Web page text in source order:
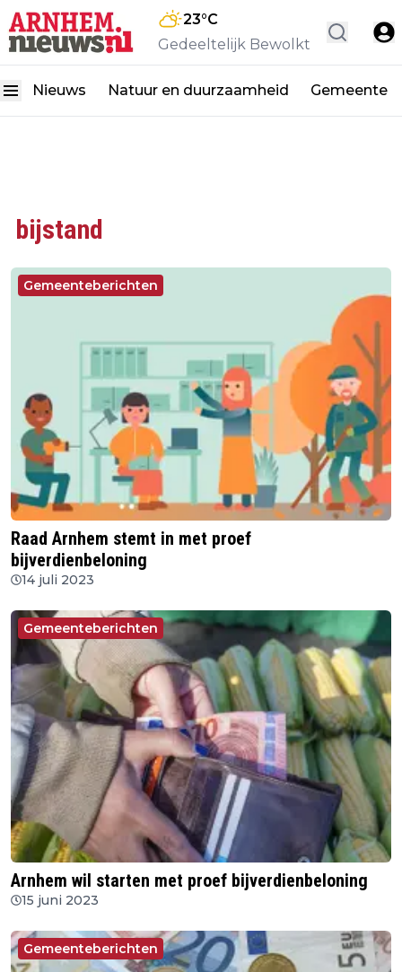
23°C
Gedeeltelijk Bewolkt
Nieuws Natuur en duurzaamheid Gemeente
bijstand
Gemeenteberichten
Raad Arnhem stemt in met proef
bijverdienbeloning
14 juli 2023
Gemeenteberichten
Arnhem wil starten met proef bijverdienbeloning
15 juni 2023
Gemeenteberichten